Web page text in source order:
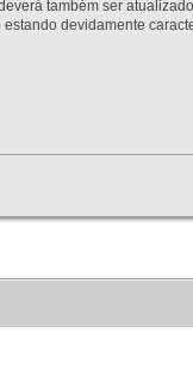
também ser
devidamente